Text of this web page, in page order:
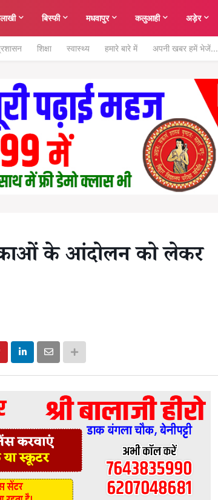
बिस्फी मधवापुर कलुआही अड़ेर
शिक्षा स्वास्थ्य हमारे बारे में अपनी खबर हमें भेजें...
के आंदोलन को लेकर